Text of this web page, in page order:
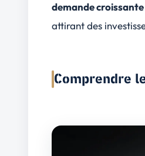
demande
attirant des
Comprendre